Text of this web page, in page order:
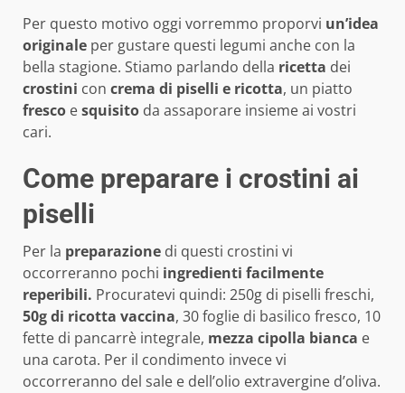
Per questo motivo oggi vorremmo proporvi un’idea
originale per gustare questi legumi anche con la
bella stagione. Stiamo parlando della ricetta dei
crostini con crema di piselli e ricotta, un piatto
fresco esquisito da assaporare insieme ai vostri
cari.
Come preparare i crostini ai
piselli
Per la preparazione di questi crostini vi
occorreranno pochi ingredienti facilmente
reperibili. Procuratevi quindi: 250g di piselli freschi,
50g di ricotta vaccina, 30 foglie di basilico fresco, 10
fette di pancarrè integrale, mezza cipolla bianca e
una carota. Per il condimento invece vi
occorreranno del sale e dell’olio extravergine d’oliva.